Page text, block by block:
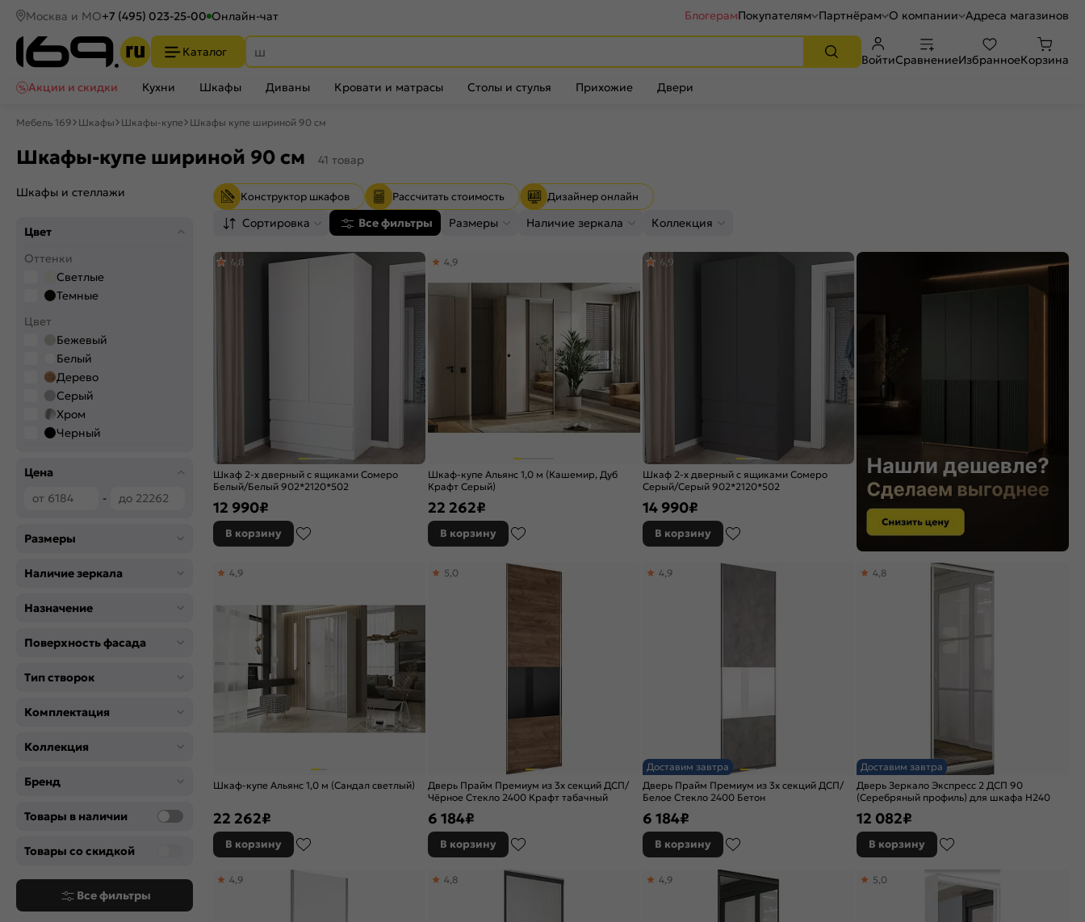
Москва и МО+7 (495) 023-25-00 Онлайн-чат БлогерамПокупателям Партнёрам О компании Адреса магазинов
Каталог
ВойтиСравнениеИзбранноеКорзина
Акции и скидки
Кухни Шкафы Диваны Кровати и матрасы Столы и стулья Прихожие Двери
Мебель 169 Шкафы Шкафы-купе Шкафы купе шириной 90 см
Шкафы-купе шириной 90 см 41 товар
Шкафы и стеллажи
Цвет
Оттенки
Светлые
Темные
Цвет
Бежевый
Белый
Дерево
Серый
Хром
Черный
Цена
-
Размеры
Наличие зеркала
Назначение
Поверхность фасада
Тип створок
Комплектация
Коллекция
Бренд
Товары в наличии
Товары со скидкой
Все фильтры
Конструктор шкафов Рассчитать стоимость Дизайнер онлайн
Сортировка Все фильтры Размеры Наличие зеркала Коллекция
Шкаф 2-х дверный с ящиками Сомеро
Белый/Белый 902*2120*502
4,8
12 990₽
В корзину
Шкаф-купе Альянс 1,0 м (Кашемир, Дуб
Крафт Серый)
4,9
22 262₽
В корзину
Шкаф 2-х дверный с ящиками Сомеро
Cерый/Cерый 902*2120*502
4,9
14 990₽
В корзину
Шкаф-купе Альянс 1,0 м (Сандал светлый)
4,9
22 262₽
В корзину
Дверь Прайм Премиум из 3х секций ДСП/
Чёрное Стекло 2400 Крафт табачный
5,0
6 184₽
В корзину
Доставим завтра
Дверь Прайм Премиум из 3х секций ДСП/
Белое Стекло 2400 Бетон
4,9
6 184₽
В корзину
Доставим завтра
Дверь Зеркало Экспресс 2 ДСП 90
(Серебряный профиль) для шкафа Н240
4,8
12 082₽
В корзину
4,9 4,8 4,9 5,0